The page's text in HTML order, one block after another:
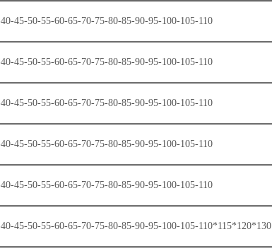
45-50-55-60-65-70-75-80-85-90-95-100-105-110
45-50-55-60-65-70-75-80-85-90-95-100-105-110
45-50-55-60-65-70-75-80-85-90-95-100-105-110
45-50-55-60-65-70-75-80-85-90-95-100-105-110
45-50-55-60-65-70-75-80-85-90-95-100-105-110
45-50-55-60-65-70-75-80-85-90-95-100-105-110*115*120*130